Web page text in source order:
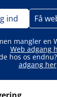
ind Få
mangler en
Web adgang
hos os endnu?
adgang her